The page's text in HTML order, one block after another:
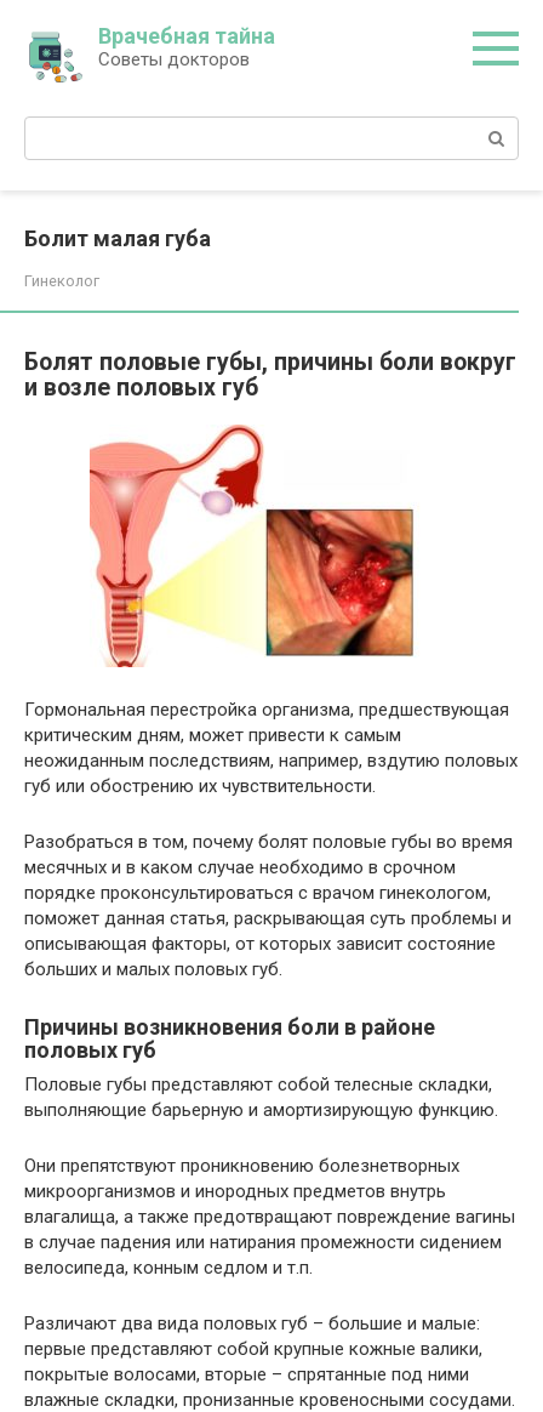
контенту
Врачебная тайна
Советы докторов
Поиск:
Болит малая губа
Гинеколог
Болят половые губы, причины боли вокруг
и возле половых губ
Гормональная перестройка организма, предшествующая
критическим дням, может привести к самым
неожиданным последствиям, например, вздутию половых
губ или обострению их чувствительности.
Разобраться в том, почему болят половые губы во время
месячных и в каком случае необходимо в срочном
порядке проконсультироваться с врачом гинекологом,
поможет данная статья, раскрывающая суть проблемы и
описывающая факторы, от которых зависит состояние
больших и малых половых губ.
Причины возникновения боли в районе
половых губ
Половые губы представляют собой телесные складки,
выполняющие барьерную и амортизирующую функцию.
Они препятствуют проникновению болезнетворных
микроорганизмов и инородных предметов внутрь
влагалища, а также предотвращают повреждение вагины
в случае падения или натирания промежности сидением
велосипеда, конным седлом и т.п.
Различают два вида половых губ – большие и малые:
первые представляют собой крупные кожные валики,
покрытые волосами, вторые – спрятанные под ними
влажные складки, пронизанные кровеносными сосудами.